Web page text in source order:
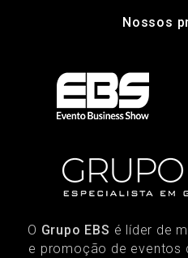
Nossos
O Grupo EBS é líder de
e promoção de eventos